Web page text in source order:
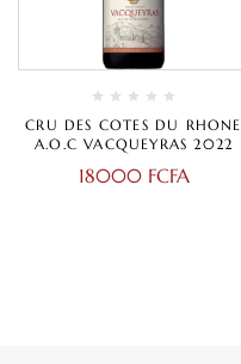
CRU DES COTES DU RHONE
A.O.C VACQUEYRAS 2022
18000 FCFA